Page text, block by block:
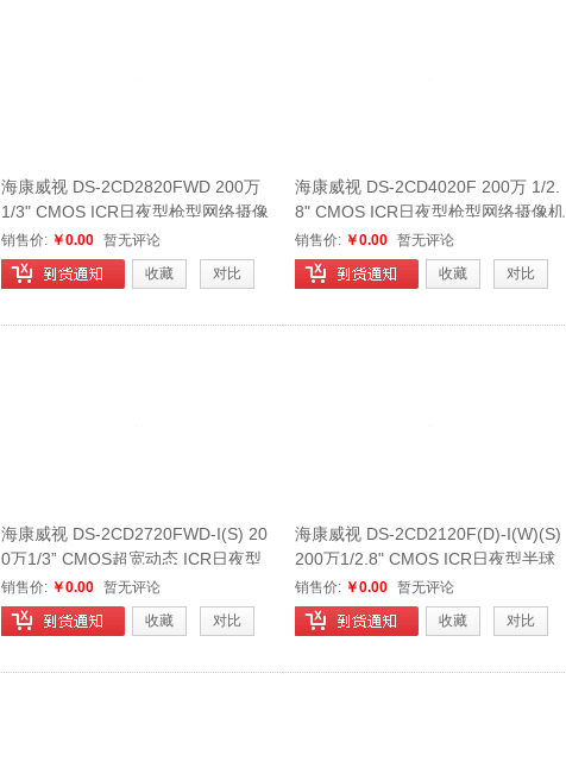
海康威视 DS-2CD2820FWD 200万
1/3" CMOS ICR日夜型枪型网络摄像
机
销售价: ￥0.00 暂无评论
收藏
对比
海康威视 DS-2CD4020F 200万 1/2.
8" CMOS ICR日夜型枪型网络摄像机
销售价: ￥0.00 暂无评论
收藏
对比
海康威视 DS-2CD2720FWD-I(S) 20
0万1/3” CMOS超宽动态 ICR日夜型
半球型网络摄像机
销售价: ￥0.00 暂无评论
收藏
对比
海康威视 DS-2CD2120F(D)-I(W)(S)
200万1/2.8" CMOS ICR日夜型半球
网络摄像机
销售价: ￥0.00 暂无评论
收藏
对比